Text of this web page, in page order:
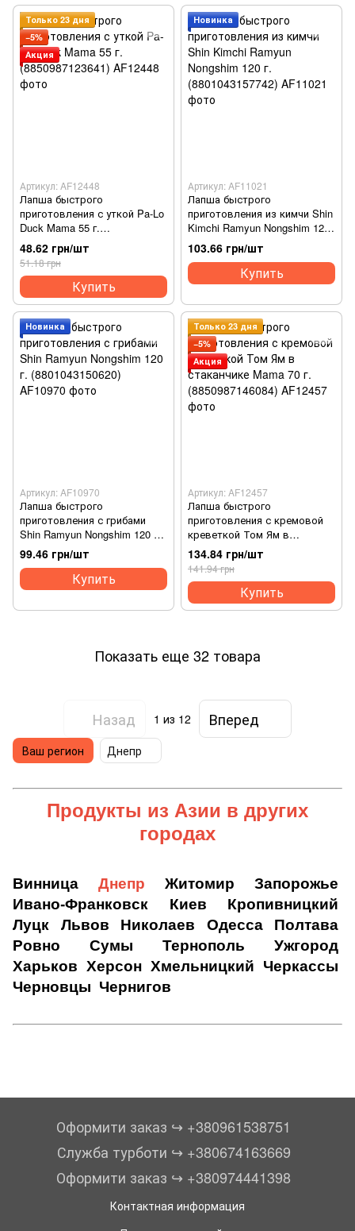
Только 23 дня
−5%
Акция
Артикул: AF12448
Лапша быстрого
приготовления с уткой Pa-Lo
Duck Mama 55 г.
(8850987123641)
48.62 грн/шт
51.18 грн
Купить
Новинка
Артикул: AF11021
Лапша быстрого
приготовления из кимчи Shin
Kimchi Ramyun Nongshim 120
г. (8801043157742)
103.66 грн/шт
Купить
Новинка
Артикул: AF10970
Лапша быстрого
приготовления с грибами
Shin Ramyun Nongshim 120 г.
(8801043150620)
99.46 грн/шт
Купить
Только 23 дня
−5%
Акция
Артикул: AF12457
Лапша быстрого
приготовления с кремовой
креветкой Том Ям в
стаканчике Mama 70 г.
(8850987146084)
134.84 грн/шт
141.94 грн
Купить
Показать еще 32 товара
Назад 1 из 12 Вперед
Продукты из Азии в других
городах
Винница Днепр Житомир
Запорожье
Ивано-Франковск
Киев
Кропивницкий
Луцк
Львов Николаев Одесса
Полтава
Ровно
Сумы Тернополь
Ужгород
Харьков Херсон Хмельницкий
Черкассы
Черновцы Чернигов
Ваш регион Днепр
Оформити заказ ↪︎ +380961538751
Служба турботи ↪︎ +380674163669
Оформити заказ ↪︎ +380974441398
Контактная информация